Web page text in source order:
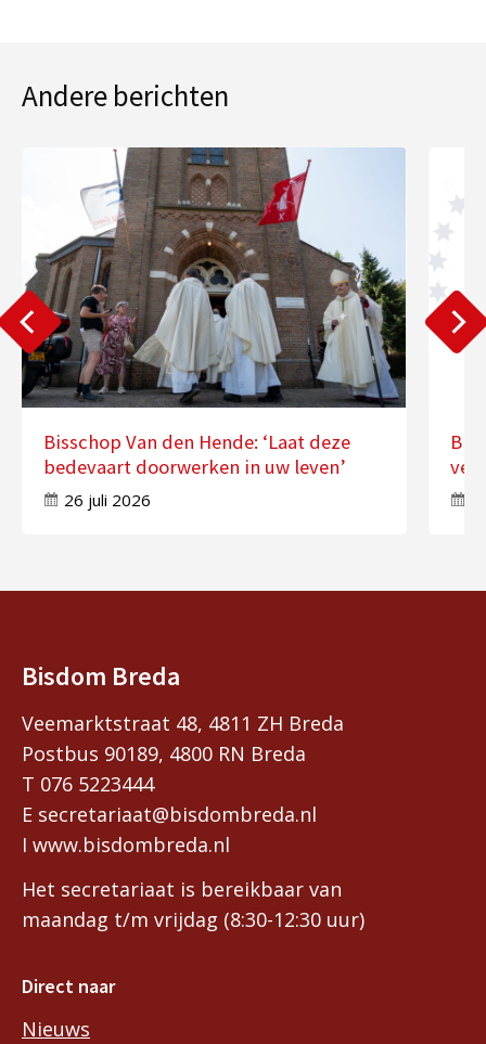
Andere berichten
Bisschop Van den Hende: ‘Laat deze
bedevaart doorwerken in uw leven’
26 juli 2026
Bisdom Breda
Veemarktstraat 48, 4811 ZH Breda
Postbus 90189, 4800 RN Breda
T 076 5223444
E secretariaat@bisdombreda.nl
I www.bisdombreda.nl
Het secretariaat is bereikbaar van
maandag t/m vrijdag (8:30-12:30 uur)
Direct naar
Nieuws